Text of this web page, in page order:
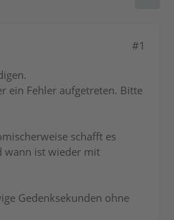
#1
ein Fehler aufgetreten. Bitte
schafft es
wann ist wieder mit
Gedenksekunden ohne